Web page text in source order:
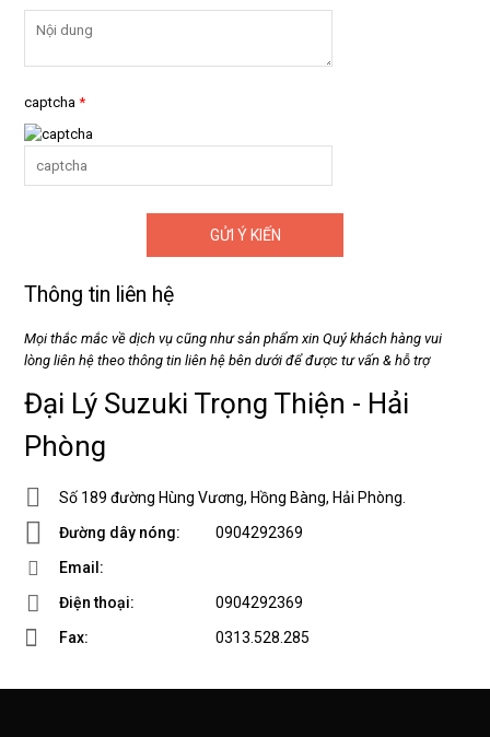
captcha *
Thông tin liên hệ
Mọi thắc mắc về dịch vụ cũng như sản phẩm xin Quý khách hàng vui
lòng liên hệ theo thông tin liên hệ bên dưới để được tư vấn & hỗ trợ
Đại Lý Suzuki Trọng Thiện - Hải
Phòng
Số 189 đường Hùng Vương, Hồng Bàng, Hải Phòng.
Đường dây nóng:
0904292369
Email:
Điện thoại:
0904292369
Fax:
0313.528.285